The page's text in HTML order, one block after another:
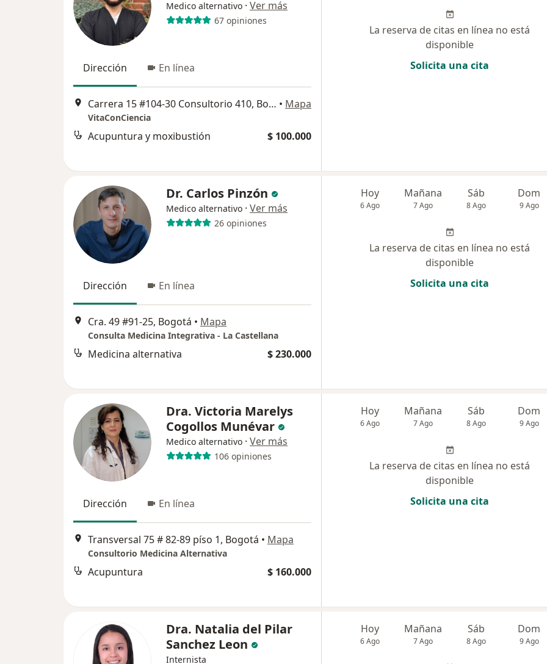
Medico alternativo · Ver más
67 opiniones
Dirección En línea
Carrera 15 #104-30 Consultorio 410, Bogotá • Mapa
VitaConCiencia
Acupuntura y moxibustión $ 100.000
La reserva de citas en línea no está
disponible
Solicita una cita
Dr. Carlos Pinzón
Medico alternativo · Ver más
26 opiniones
Dirección En línea
Cra. 49 #91-25, Bogotá • Mapa
Consulta Medicina Integrativa - La Castellana
Medicina alternativa $ 230.000
Hoy
6 Ago
Mañana
7 Ago
Sáb
8 Ago
Dom
9 Ago
La reserva de citas en línea no está
disponible
Solicita una cita
Dra. Victoria Marelys
Cogollos Munévar
Medico alternativo · Ver más
106 opiniones
Dirección En línea
Transversal 75 # 82-89 píso 1, Bogotá • Mapa
Consultorio Medicina Alternativa
Acupuntura $ 160.000
Hoy
6 Ago
Mañana
7 Ago
Sáb
8 Ago
Dom
9 Ago
La reserva de citas en línea no está
disponible
Solicita una cita
Dra. Natalia del Pilar
Sanchez Leon
Internista
Hoy
6 Ago
Mañana
7 Ago
Sáb
8 Ago
Dom
9 Ago